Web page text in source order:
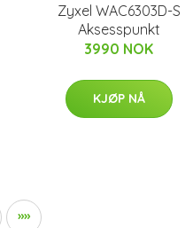
Zyxel WAC6303D-S
Aksesspunkt
3990 NOK
KJØP NÅ
»»